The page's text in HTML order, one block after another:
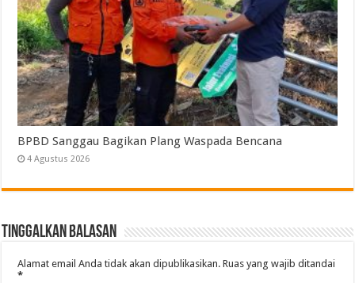
BPBD Sanggau Bagikan Plang Waspada Bencana
4 Agustus 2026
Tinggalkan Balasan
Alamat email Anda tidak akan dipublikasikan. Ruas yang wajib ditandai
*